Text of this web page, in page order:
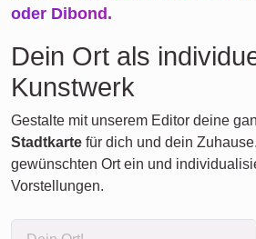
oder Dibond.
Dein Ort als
Kunstwerk
Gestalte mit unserem Editor deine
Stadtkarte für dich und dein
gewünschten Ort ein und
Vorstellungen.